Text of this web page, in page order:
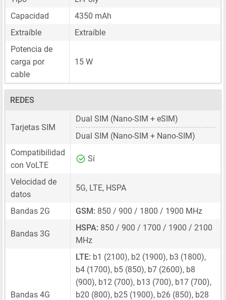
Capacidad
4350 mAh
Extraíble
Extraíble
Potencia de
carga por
cable
15 W
REDES
Tarjetas SIM
Dual SIM (Nano-SIM + eSIM)
Dual SIM (Nano-SIM + Nano-SIM)
Compatibilidad
con VoLTE
Sí
Velocidad de
datos
5G, LTE, HSPA
Bandas 2G GSM: 850 / 900 / 1800 / 1900 MHz
Bandas 3G
HSPA: 850 / 900 / 1700 / 1900 / 2100
MHz
Bandas 4G
LTE: b1 (2100), b2 (1900), b3 (1800),
b4 (1700), b5 (850), b7 (2600), b8
(900), b12 (700), b13 (700), b17 (700),
b20 (800), b25 (1900), b26 (850), b28